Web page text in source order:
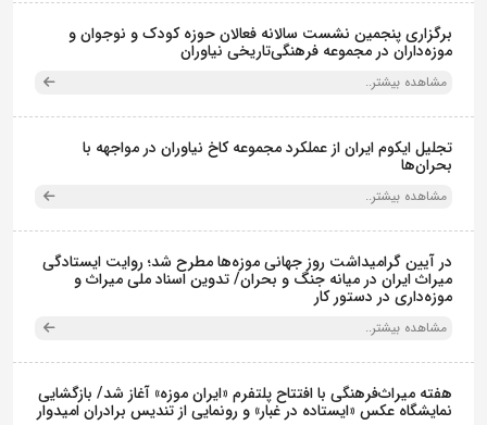
برگزاری پنجمین نشست سالانه فعالان حوزه کودک و نوجوان و
موزه‌داران در مجموعه فرهنگی‌تاریخی نیاوران
مشاهده بیشتر..
تجلیل ایکوم ایران از عملکرد مجموعه کاخ نیاوران در مواجهه با
بحران‌ها
مشاهده بیشتر..
در آیین گرامیداشت روز جهانی موزه‌ها مطرح شد؛ روایت ایستادگی
میراث ایران در میانه جنگ و بحران/ تدوین اسناد ملی میراث و
موزه‌داری در دستور کار
مشاهده بیشتر..
هفته میراث‌فرهنگی با افتتاح پلتفرم «ایران موزه» آغاز شد/ بازگشایی
نمایشگاه عکس «ایستاده در غبار» و رونمایی از تندیس برادران امیدوار